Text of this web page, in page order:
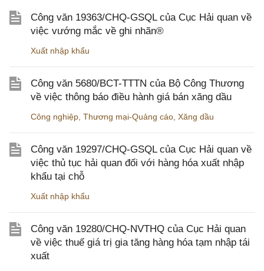
Công văn 19363/CHQ-GSQL của Cục Hải quan về
việc vướng mắc về ghi nhãn®
Xuất nhập khẩu
Công văn 5680/BCT-TTTN của Bộ Công Thương
về việc thông báo điều hành giá bán xăng dầu
Công nghiệp Thương mại-Quảng cáo Xăng dầu
Công văn 19297/CHQ-GSQL của Cục Hải quan về
việc thủ tục hải quan đối với hàng hóa xuất nhập
khẩu tại chỗ
Xuất nhập khẩu
Công văn 19280/CHQ-NVTHQ của Cục Hải quan
về việc thuế giá trị gia tăng hàng hóa tạm nhập tái
xuất